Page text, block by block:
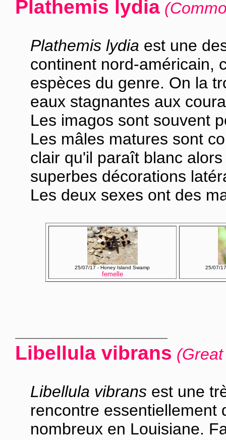
Plathemis lydia
Plathemis lydia est une
continent nord-américain,
espèces du genre. On la
eaux stagnantes aux
Les imagos sont souvent
Les mâles matures sont
clair qu'il paraît blanc
superbes décorations
Les deux sexes ont des
25/07/17 - Honey Island Swamp
femelle
25/07/
Libellula vibrans
Libellula vibrans est une
rencontre essentiellement
nombreux en Louisiane.